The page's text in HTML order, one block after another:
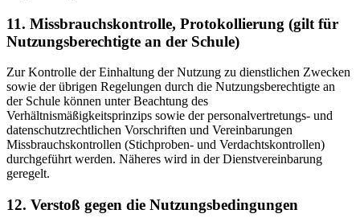
11. Missbrauchskontrolle, Protokollierung (gilt für
Nutzungsberechtigte an der Schule)
Zur Kontrolle der Einhaltung der Nutzung zu dienstlichen Zwecken
sowie der übrigen Regelungen durch die Nutzungsberechtigte an
der Schule können unter Beachtung des
Verhältnismäßigkeitsprinzips sowie der personalvertretungs- und
datenschutzrechtlichen Vorschriften und Vereinbarungen
Missbrauchskontrollen (Stichproben- und Verdachtskontrollen)
durchgeführt werden. Näheres wird in der Dienstvereinbarung
geregelt.
12. Verstoß gegen die Nutzungsbedingungen